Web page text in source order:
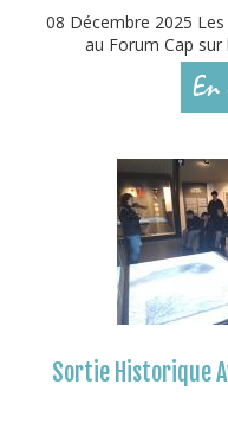
08 Décembre 2025
au Forum Cap sur
En
Sortie Historique